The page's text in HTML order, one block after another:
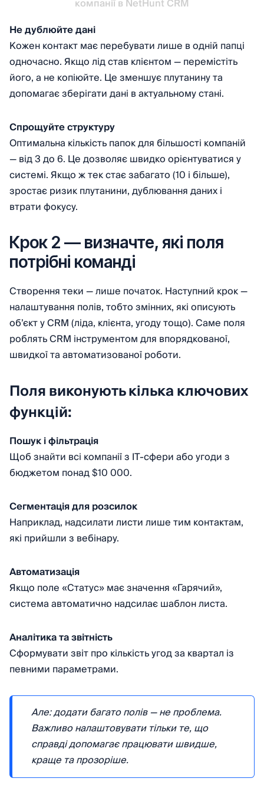
компанії в NetHunt CRM
Не дублюйте дані
Кожен контакт має перебувати лише в одній папці
одночасно. Якщо лід став клієнтом — перемістіть
його, а не копіюйте. Це зменшує плутанину та
допомагає зберігати дані в актуальному стані.
Спрощуйте структуру
Оптимальна кількість папок для більшості компаній
— від 3 до 6. Це дозволяє швидко орієнтуватися у
системі. Якщо ж тек стає забагато (10 і більше),
зростає ризик плутанини, дублювання даних і
втрати фокусу.
Крок 2 — визначте, які поля
потрібні команді
Створення теки — лише початок. Наступний крок —
налаштування полів, тобто змінних, які описують
об’єкт у CRM (ліда, клієнта, угоду тощо). Саме поля
роблять CRM інструментом для впорядкованої,
швидкої та автоматизованої роботи.
Поля виконують кілька ключових
функцій:
Пошук і фільтрація
Щоб знайти всі компанії з IT-сфери або угоди з
бюджетом понад $10 000.
Сегментація для розсилок
Наприклад, надсилати листи лише тим контактам,
які прийшли з вебінару.
Автоматизація
Якщо поле «Статус» має значення «Гарячий»,
система автоматично надсилає шаблон листа.
Аналітика та звітність
Сформувати звіт про кількість угод за квартал із
певними параметрами.
Але: додати багато полів — не проблема.
Важливо налаштовувати тільки те, що
справді допомагає працювати швидше,
краще та прозоріше.